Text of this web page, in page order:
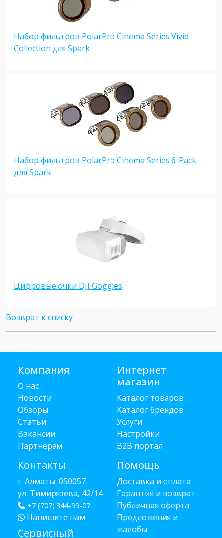
Набор фильтров PolarPro Cinema Series Vivid
Collection для Spark
Набор фильтров PolarPro Cinema Series 6-Pack
для Spark
Цифровые очки DJI Goggles
Возврат к списку
Компания
О нас
Новости
Обзоры
Статьи
Вакансии
Партнёрам
Контакты
г. Алматы, 050057
ул. Тимирязева, 42/14
+7 (707) 344-99-07
Напишите нам
Сервисный
Интернет
магазин
Каталог товаров
Каталог брендов
Услуги
Настройки
B2B портал
Помощь
Доставка и оплата
Гарантия и возврат
Публичная оферта
Предложения и
жалобы